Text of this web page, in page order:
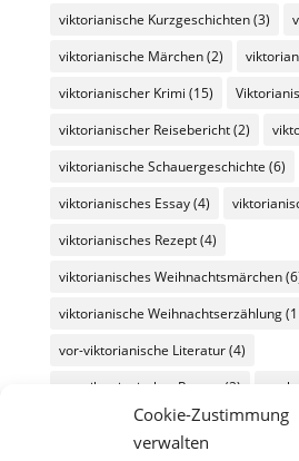
Cookie-Zustimmung
verwalten
viktorianische Kurzgeschichten(3)
viktorianische Märchen(2)
viktorianischer Krimi (15)
viktorianischer Reisebericht(2)
viktorianische Schauergeschichte (6)
viktorianisches Essay(4)
viktorianisches Rezept(4)
viktorianisches Weihnachtsmärchen
viktorianische Weihnachtserzählung
vor-viktorianische Literatur(4)
vor-viktorianischer Roman
(2)
Wochenüberblick(26)